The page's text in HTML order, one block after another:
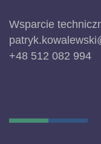
Wsparcie
+48 512 082 994